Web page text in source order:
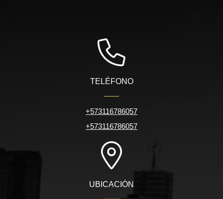
TELÉFONO
+573116786057
+573116786057
UBICACIÓN